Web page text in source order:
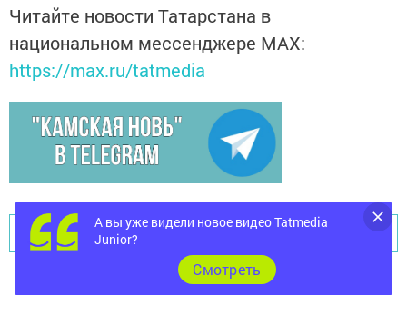
Читайте новости Татарстана в
национальном мессенджере MАХ:
https://max.ru/tatmedia
Перейти на страницу новости
А вы уже видели новое видео Tatmedia
Junior?
Cмотреть